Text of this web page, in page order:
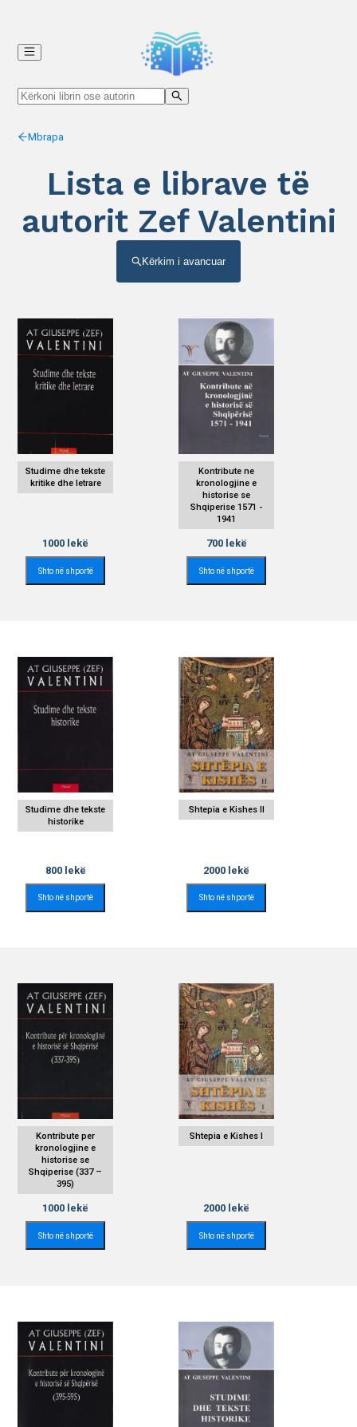
Mbrapa
Lista e librave të
autorit Zef Valentini
Kërkim i avancuar
Studime dhe tekste
kritike dhe letrare
1000 lekë
Shto në shportë
Kontribute ne
kronologjine e
historise se
Shqiperise 1571 -
1941
700lekë
Shto në shportë
Studime dhe tekste
historike
800lekë
Shto në shportë
Shtepia e Kishes II
2000 lekë
Shto në shportë
Kontribute per
kronologjine e
historise se
Shqiperise (337 –
395)
1000 lekë
Shto në shportë
Shtepia e Kishes I
2000 lekë
Shto në shportë